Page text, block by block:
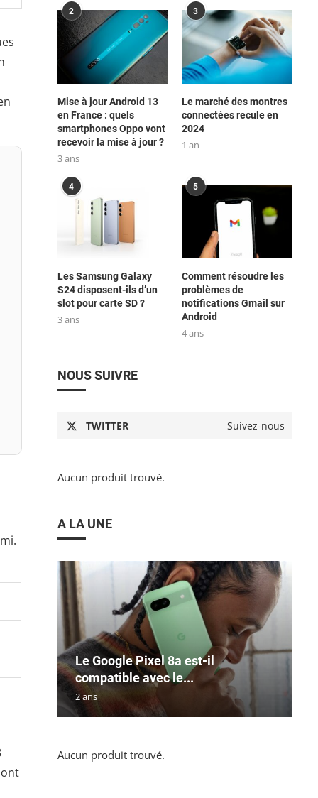
2
Mise à jour Android 13
en France : quels
smartphones Oppo vont
recevoir la mise à jour ?
3 ans
3
Le marché des montres
connectées recule en
2024
1 an
4
Les Samsung Galaxy
S24 disposent-ils d’un
slot pour carte SD ?
3 ans
5
Comment résoudre les
problèmes de
notifications Gmail sur
Android
4 ans
NOUS SUIVRE
TWITTER Suivez-nous
Aucun produit trouvé.
A LA UNE
Le Google Pixel 8a est-il
compatible avec le...
2 ans
Aucun produit trouvé.